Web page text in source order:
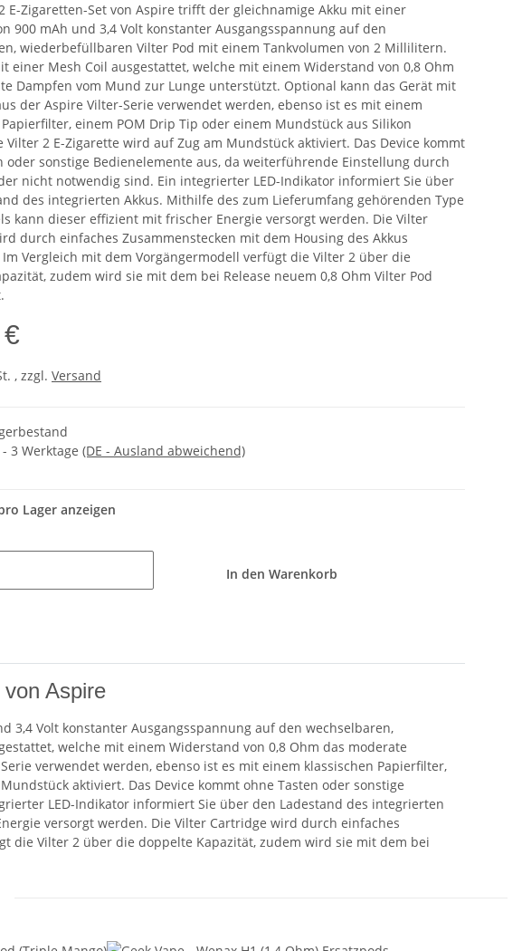
E-Zigaretten-Set von Aspire trifft der gleichnamige Akku mit einer
900 mAh und 3,4 Volt konstanter Ausgangsspannung auf den
wiederbefüllbaren Vilter Pod mit einem Tankvolumen von 2 Millilitern.
einer Mesh Coil ausgestattet, welche mit einem Widerstand von 0,8 Ohm
Dampfen vom Mund zur Lunge unterstützt. Optional kann das Gerät mit
der Aspire Vilter-Serie verwendet werden, ebenso ist es mit einem
einem POM Drip Tip oder einem Mundstück aus Silikon
Vilter 2 E-Zigarette wird auf Zug am Mundstück aktiviert. Das Device kommt
oder sonstige Bedienelemente aus, da weiterführende Einstellung durch
nicht notwendig sind. Ein integrierter LED-Indikator informiert Sie über
des integrierten Akkus. Mithilfe des zum Lieferumfang gehörenden Type
kann dieser effizient mit frischer Energie versorgt werden. Die Vilter
durch einfaches Zusammenstecken mit dem Housing des Akkus
Vergleich mit dem Vorgängermodell verfügt die Vilter 2 über die
zudem wird sie mit dem bei Release neuem 0,8 Ohm Vilter Pod
, zzgl. Versand
3 Werktage (DE - Ausland abweichend)
Lager anzeigen
In den Warenkorb
Aspire
3,4 Volt konstanter Ausgangsspannung auf den wechselbaren,
welche mit einem Widerstand von 0,8 Ohm das moderate
verwendet werden, ebenso ist es mit einem klassischen Papierfilter,
aktiviert. Das Device kommt ohne Tasten oder sonstige
LED-Indikator informiert Sie über den Ladestand des integrierten
versorgt werden. Die Vilter Cartridge wird durch einfaches
die Vilter 2 über die doppelte Kapazität, zudem wird sie mit dem bei